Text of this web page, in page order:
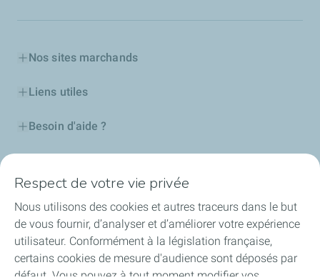
Nos sites marchands
Liens utiles
Besoin d'aide ?
Certificats d'économies d'énergie
Nos partenaires
Collaborer avec TotalEnergies
Respect de votre vie privée
Nous utilisons des cookies et autres traceurs dans le but
de vous fournir, d’analyser et d’améliorer votre expérience
utilisateur. Conformément à la législation française,
certains cookies de mesure d'audience sont déposés par
défaut. Vous pouvez à tout moment modifier vos